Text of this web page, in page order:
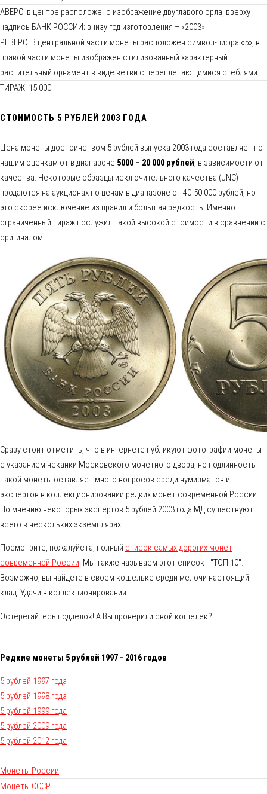
АВЕРС: в центре расположено изображение двуглавого орла, вверху
надпись БАНК РОССИИ; внизу год изготовления – «2003»
РЕВЕРС: В центральной части монеты расположен символ-цифра «5», в
правой части монеты изображен стилизованный характерный
растительный орнамент в виде ветви с переплетающимися стеблями.
ТИРАЖ: 15 000
СТОИМОСТЬ 5 РУБЛЕЙ 2003 ГОДА
Цена монеты достоинством 5 рублей выпуска 2003 года составляет по
нашим оценкам от в диапазоне 5000 – 20 000 рублей , в зависимости от
качества. Некоторые образцы исключительного качества (UNC)
продаются на аукционах по ценам в диапазоне от 40-50 000 рублей, но
это скорее исключение из правил и большая редкость. Именно
ограниченный тираж послужил такой высокой стоимости в сравнении с
оригиналом.
Сразу стоит отметить, что в интернете публикуют фотографии монеты
с указанием чеканки Московского монетного двора, но подлинность
такой монеты оставляет много вопросов среди нумизматов и
экспертов в коллекционировании редких монет современной России.
По мнению некоторых экспертов 5 рублей 2003 года МД существуют
всего в нескольких экземплярах.
Посмотрите, пожалуйста, полный список самых дорогих монет
современной России. Мы также называем этот список - "ТОП 10".
Возможно, вы найдете в своем кошельке среди мелочи настоящий
клад. Удачи в коллекционировании.
Остерегайтесь подделок! А Вы проверили свой кошелек?
Редкие монеты 5 рублей 1997 - 2016 годов
5 рублей 1997 года
5 рублей 1998 года
5 рублей 1999 года
5 рублей 2009 года
5 рублей 2012 года
Монеты России
Монеты СССР